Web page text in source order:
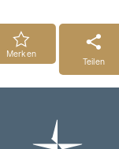
Merken
Teilen